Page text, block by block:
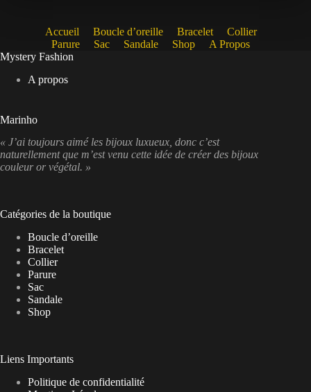
Accueil Boucle d’oreille Bracelet
Collier
Parure
Sac Sandale Shop
A Propos
Mystery Fashion
A propos
Marinho
« J’ai toujours aimé les bijoux luxueux, donc c’est
naturellement que m’est venu cette idée de créer des bijoux
couleur or végétal. »
Catégories de la boutique
Boucle d’oreille
Bracelet
Collier
Parure
Sac
Sandale
Shop
Liens Importants
Politique de confidentialité